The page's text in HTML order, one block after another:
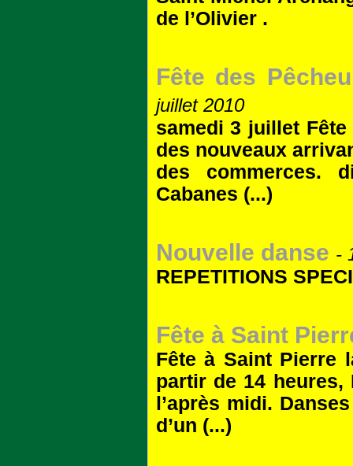
de l’Olivier .
Fête des
juillet 2010
samedi 3 juillet
des nouveaux
des commerces.
Cabanes (...)
Nouvelle danse -
REPETITIONS
Fête à Saint
Fête à Saint Pierre
partir de 14 heures,
l’après midi.
d’un (...)